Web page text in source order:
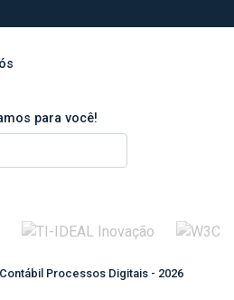
para você!
Processos Digitais - 2026